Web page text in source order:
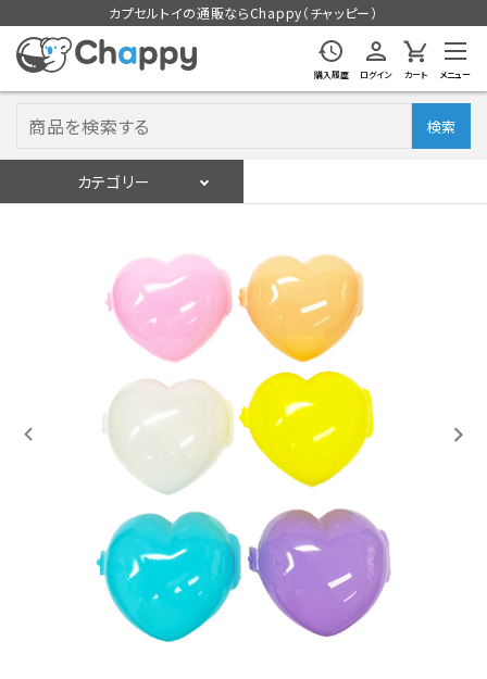
カプセルトイの通販ならChappy（チャッピー）
購入履歴 ログイン カート メニュー
検索
カテゴリー
入荷スケジュールをチェック
カプセルトイマシン本体
カプセルトイ
販促用空カプセル
レンタル
景品・玩具・文具
販促用カプセルトイ